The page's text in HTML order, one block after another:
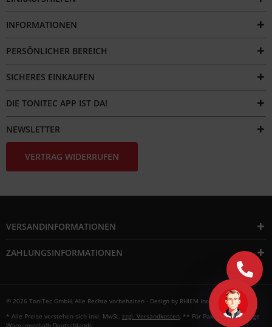
INFORMATIONEN
PERSÖNLICHER BEREICH
SICHERES EINKAUFEN
DIE TONITEC APP IST DA!
NEWSLETTER
VERTRAG WIDERRUFEN
VERSANDINFORMATIONEN
ZAHLUNGSINFORMATIONEN
© 2026 ToniTec GmbH, Alle Rechte vorbehalten · Design by RHIEM Intermedia
* Alle Preise verstehen sich inkl. MwSt. zzgl. Versandkosten, ** Für Paketversandfähige
Ware innerhalb Deutschlands